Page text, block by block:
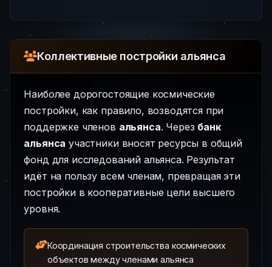
Коллективные постройки альянса
Наиболее дорогостоящие космические
постройки, как правило, возводятся при
поддержке членов альянса. Через банк
альянса участники вносят ресурсы в общий
фонд для исследований альянса. Результат
идёт на пользу всем членам, превращая эти
постройки в кооперативные цели высшего
уровня.
Координация строительства космических
объектов между членами альянса